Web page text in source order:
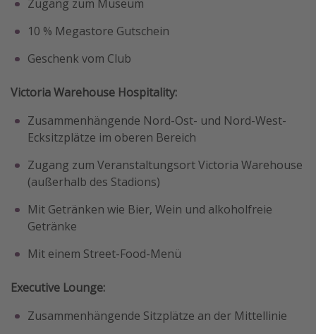
Zugang zum Museum
10 % Megastore Gutschein
Geschenk vom Club
Victoria Warehouse Hospitality:
Zusammenhängende Nord-Ost- und Nord-West-
Ecksitzplätze im oberen Bereich
Zugang zum Veranstaltungsort Victoria Warehouse
(außerhalb des Stadions)
Mit Getränken wie Bier, Wein und alkoholfreie
Getränke
Mit einem Street-Food-Menü
Executive Lounge:
Zusammenhängende Sitzplätze an der Mittellinie